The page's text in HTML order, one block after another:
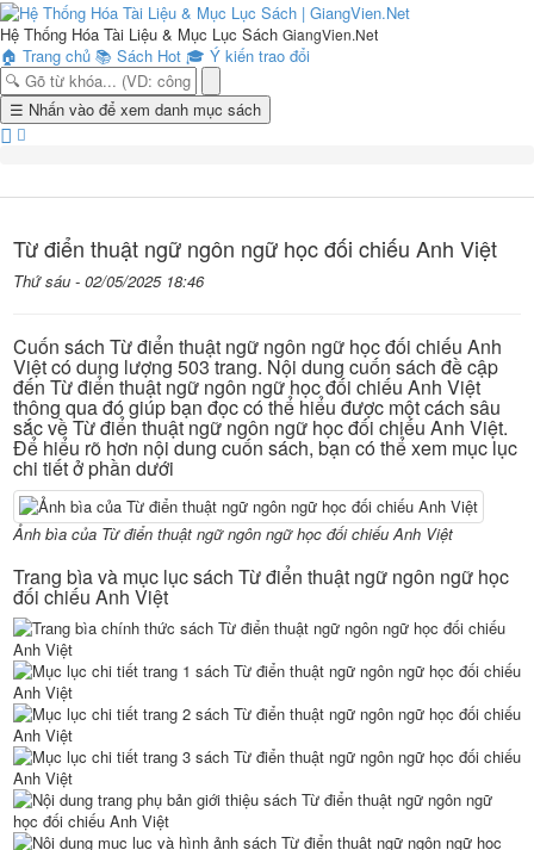
Hệ Thống Hóa Tài Liệu & Mục Lục Sách GiangVien.Net
🏠 Trang chủ 📚 Sách Hot 🎓 Ý kiến trao đổi
Toggle
navigation
☰ Nhấn vào để xem danh mục sách
Từ điển thuật ngữ ngôn ngữ học đối chiếu Anh Việt
Thứ sáu - 02/05/2025 18:46
Cuốn sách Từ điển thuật ngữ ngôn ngữ học đối chiếu Anh
Việt có dung lượng 503 trang. Nội dung cuốn sách đề cập
đến Từ điển thuật ngữ ngôn ngữ học đối chiếu Anh Việt
thông qua đó giúp bạn đọc có thể hiểu được một cách sâu
sắc về Từ điển thuật ngữ ngôn ngữ học đối chiếu Anh Việt.
Để hiểu rõ hơn nội dung cuốn sách, bạn có thể xem mục lục
chi tiết ở phần dưới
Ảnh bìa của Từ điển thuật ngữ ngôn ngữ học đối chiếu Anh Việt
Trang bìa và mục lục sách Từ điển thuật ngữ ngôn ngữ học
đối chiếu Anh Việt